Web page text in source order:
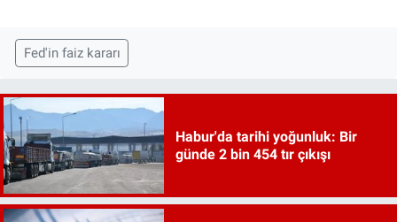
Fed'in faiz kararı
Habur'da tarihi yoğunluk: Bir
günde 2 bin 454 tır çıkışı